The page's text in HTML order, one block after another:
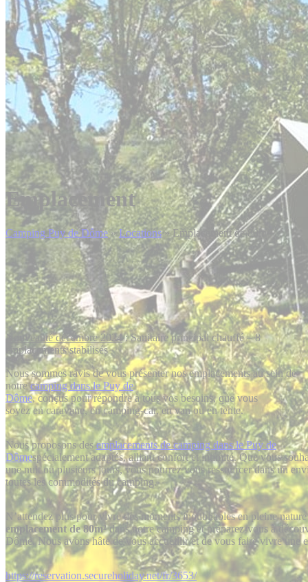
Emplacement
Camping Puy de Dôme »Locations»Emplacement de 80m²
Nouveauté décembre 2024: Sanitaire principal chauffé – 8
emplacements stabilisés
Nous sommes ravis de vous présenter nos emplacements au sein de
notrecamping dans le Puy de
Dôme, conçus pour répondre à tous vos besoins, que vous
soyez en caravane, en camping-car, en van ou en tente.
Nous proposons desemplacements de camping dans le Puy de
Dômespécialement adaptés, alliant confort et intimité. Que vous
une nuit ou plusieurs jours, vous pourrez vous ressourcer dans un
toutes les commodités du camping.
N’attendez plus pour vivre des moments inoubliables en pleine
emplacement de 80m²dans notre camping et préparez-vous à
Dôme. Nous avons hâte de vous accueillir et de vous faire vivre une
https://reservation.secureholiday.net/fr/3653/